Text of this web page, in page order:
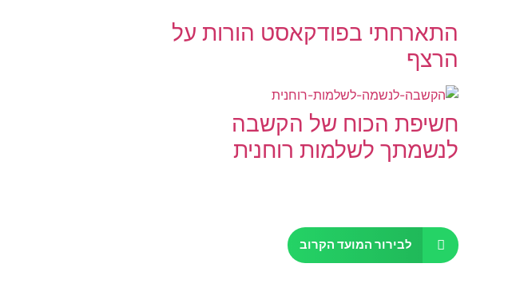
התארחתי בפודקאסט הורות על
הרצף
חשיפת הכוח של הקשבה
לנשמתך לשלמות רוחנית
לבירור המועד הקרוב